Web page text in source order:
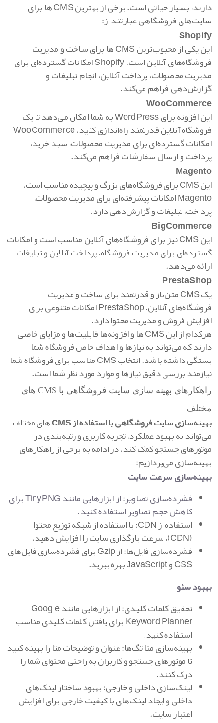
دارند، بسیار حیاتی است. برخی از بهترین CMS ها برای
سایت‌های فروشگاهی عبارتند از:
Shopify
این یکی از محبوب‌ترین CMS ها برای ساخت و مدیریت
فروشگاه‌های آنلاین است. Shopify امکانات گسترده‌ای برای
مدیریت محصولات، پرداخت آنلاین، انجام تبلیغات و
گزارش‌دهی فراهم می‌کند.
WooCommerce
این افزونه برای WordPress به شما امکان می‌دهد تا یک
فروشگاه آنلاین قدرتمند راه‌اندازی کنید. WooCommerce
امکانات گسترده‌ای برای مدیریت محصولات، سبد خرید،
پرداخت و ارسال سفارشات فراهم می‌کند.
Magento
این CMS برای فروشگاه‌های بزرگ و پیچیده مناسب است.
Magento امکانات پیشرفته‌ای برای مدیریت محصولات،
پرداخت، تبلیغات و گزارش‌دهی دارد.
BigCommerce
این CMS نیز برای فروشگاه‌های آنلاین مناسب است و امکانات
گسترده‌ای برای مدیریت فروشگاه، پرداخت آنلاین و تبلیغات
ارائه می‌دهد.
PrestaShop
یک CMS متن‌باز و قدرتمند برای ساخت و مدیریت
فروشگاه‌های آنلاین. PrestaShop امکانات متنوعی برای
افزایش فروش و مدیریت محتوا دارد.
هرکدام از این CMS ها و افزونه‌ها قابلیت‌ها و مزایای خاصی
دارند که می‌تواند به نیازها و اهداف خاص فروشگاه شما
بستگی داشته باشد. انتخاب CMS مناسب برای فروشگاه شما
نیازمند بررسی دقیق نیازها و موارد مورد نظر شما است.
راهکارهای بهینه‌ سازی سایت فروشگاهی با CMS‌ های
مختلف
بهینه‌سازی سایت فروشگاهی با استفاده از CMS‌ های مختلف
می‌تواند به بهبود عملکرد، تجربه کاربری و رتبه‌بندی در
موتورهای جستجو کمک کند. در ادامه به برخی از راهکارهای
بهینه‌سازی می‌پردازیم:
بهینه‌سازی سرعت سایت
فشرده‌سازی تصاویر: از ابزارهایی مانند TinyPNG برای
کاهش حجم تصاویر استفاده کنید.
استفاده از CDN: با استفاده از شبکه توزیع محتوا
(CDN)، سرعت بارگذاری سایت را افزایش دهید.
فشرده‌سازی فایل‌ها: از Gzip برای فشرده‌سازی فایل‌های
CSS و JavaScript بهره ببرید.
بهبود سئو
تحقیق کلمات کلیدی: از ابزارهایی مانند Google
Keyword Planner برای یافتن کلمات کلیدی مناسب
استفاده کنید.
بهینه‌سازی متا تگ‌ها: عنوان و توضیحات متا را بهینه کنید
تا موتورهای جستجو و کاربران به راحتی محتوای شما را
درک کنند.
لینک‌سازی داخلی و خارجی: بهبود ساختار لینک‌های
داخلی و ایجاد لینک‌های با کیفیت خارجی برای افزایش
اعتبار سایت.